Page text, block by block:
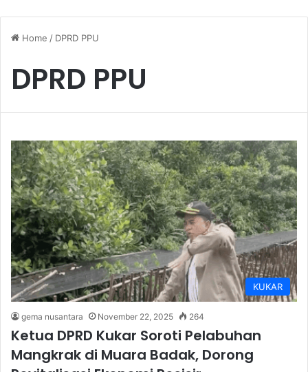
Home / DPRD PPU
DPRD PPU
KUKAR
gema nusantara November 22, 2025 264
Ketua DPRD Kukar Soroti Pelabuhan
Mangkrak di Muara Badak, Dorong